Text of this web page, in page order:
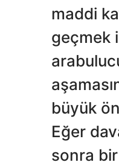
maddi
geçmek
büyük
Eğer
sonra